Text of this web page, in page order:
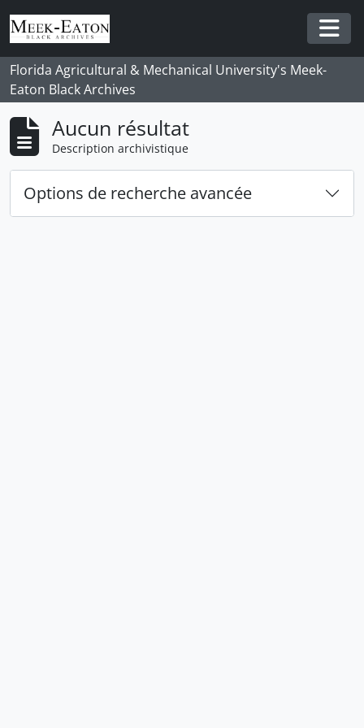
Skip to main content
Florida Agricultural & Mechanical University's Meek-
Eaton Black Archives
Aucun résultat
Description archivistique
Options de recherche avancée